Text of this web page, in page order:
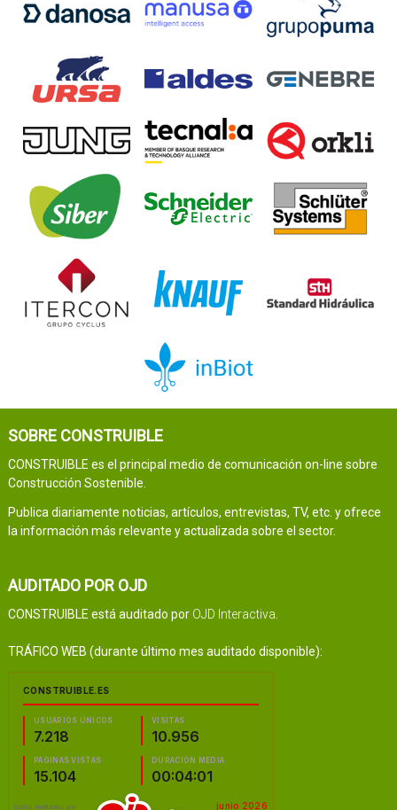
SOBRE CONSTRUIBLE
CONSTRUIBLE es el principal medio de comunicación on-line sobre
Construcción Sostenible.
Publica diariamente noticias, artículos, entrevistas, TV, etc. y ofrece
la información más relevante y actualizada sobre el sector.
AUDITADO POR OJD
CONSTRUIBLE está auditado por OJD Interactiva.
TRÁFICO WEB (durante último mes auditado disponible):